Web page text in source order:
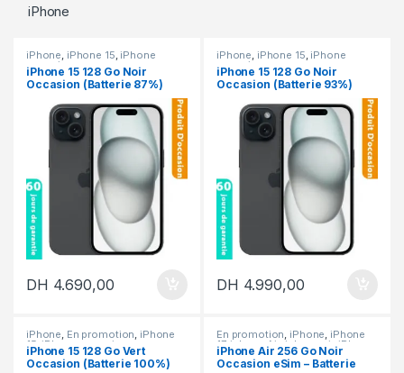
iPhone
iPhone, iPhone 15, iPhone
occasion
iPhone 15 128 Go Noir
Occasion (Batterie 87%)
DH 4.690,00
iPhone, iPhone 15, iPhone
occasion
iPhone 15 128 Go Noir
Occasion (Batterie 93%)
DH 4.990,00
iPhone, En promotion, iPhone
15, iPhone occasion
iPhone 15 128 Go Vert
Occasion (Batterie 100%)
En promotion, iPhone, iPhone
17,iphone Air, iphone air ,iPhone
occasion
iPhone Air 256 Go Noir
Occasion eSim – Batterie